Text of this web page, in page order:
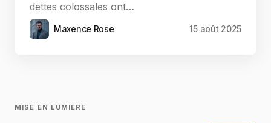
dettes colossales ont…
Maxence Rose 15 août 2025
MISE EN LUMIÈRE